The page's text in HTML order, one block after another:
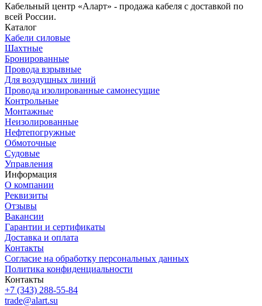
Кабельный центр «Аларт» - продажа кабеля с доставкой по
всей России.
Каталог
Кабели силовые
Шахтные
Бронированные
Провода взрывные
Для воздушных линий
Провода изолированные самонесущие
Контрольные
Монтажные
Неизолированные
Нефтепогружные
Обмоточные
Судовые
Управления
Информация
О компании
Реквизиты
Отзывы
Вакансии
Гарантии и сертификаты
Доставка и оплата
Контакты
Согласие на обработку персональных данных
Политика конфиденциальности
Контакты
+7 (343) 288-55-84
trade@alart.su